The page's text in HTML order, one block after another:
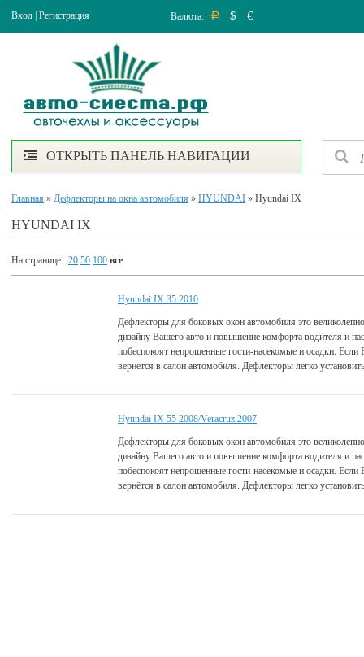
Вход Регистрация Валюта: Р $ €
ОТКРЫТЬ ПАНЕЛЬ НАВИГАЦИИ
Главная » Дефлекторы на окна автомобиля » HYUNDAI » Hyundai IХ
HYUNDAI IХ
На странице 20 50 100 все
Hyundai IХ 35 2010
Дефлекторы для боковых окон автомобиля это
дизайну Вашего авто и повышение комфорта водителя и
побеспокоят непрошенные гости-насекомые и осадки.
вернётся в салон автомобиля. Дефлекторы легко
Hyundai IХ 55 2008/Veracruz 2007
Дефлекторы для боковых окон автомобиля это
дизайну Вашего авто и повышение комфорта водителя и
побеспокоят непрошенные гости-насекомые и осадки.
вернётся в салон автомобиля. Дефлекторы легко